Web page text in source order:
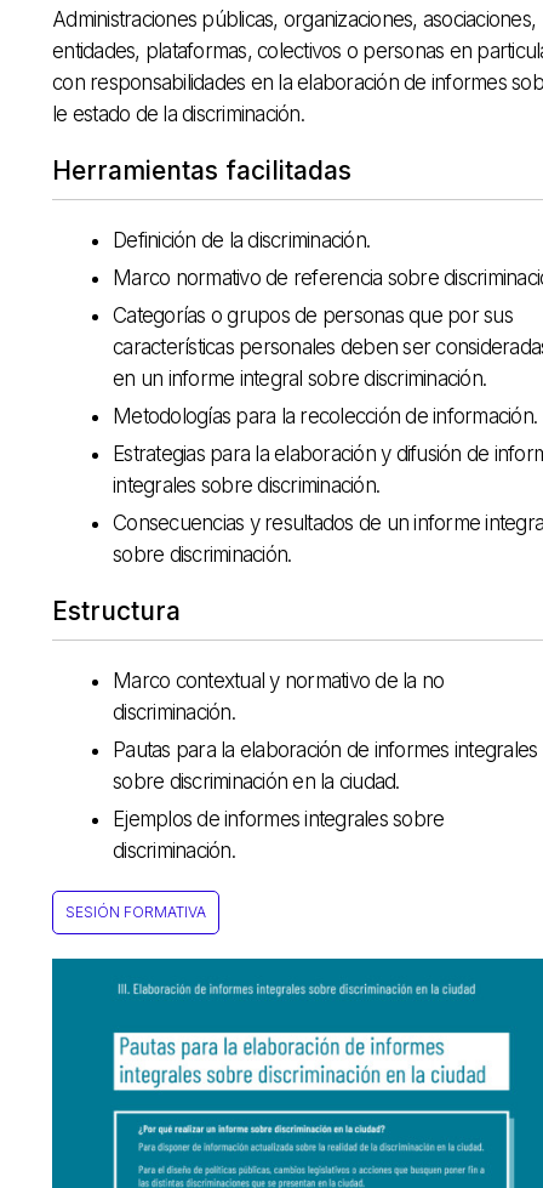
Administraciones públicas, organizaciones, asociaciones,
entidades, plataformas, colectivos o personas en
con responsabilidades en la elaboración de informes
le estado de la discriminación.
Herramientas facilitadas
Definición de la discriminación.
Marco normativo de referencia sobre
Categorías o grupos de personas que por sus
características personales deben ser
en un informe integral sobre discriminación.
Metodologías para la recolección de información.
Estrategias para la elaboración y difusión de
integrales sobre discriminación.
Consecuencias y resultados de un informe
sobre discriminación.
Estructura
Marco contextual y normativo de la no
discriminación.
Pautas para la elaboración de informes integrales
sobre discriminación en la ciudad.
Ejemplos de informes integrales sobre
discriminación.
SESIÓN FORMATIVA